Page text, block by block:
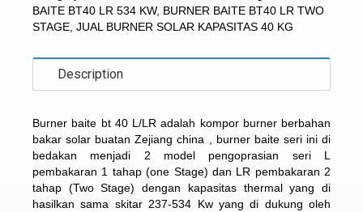
BAITE BT40 LR 534 KW, BURNER BAITE BT40 LR TWO
STAGE JUAL BURNER SOLAR KAPASITAS 40 KG
Description
Burner baite bt 40 L/LR adalah kompor burner berbahan
bakar solar buatan Zejiang china , burner baite seri ini di
bedakan menjadi 2 model pengoprasian seri L
pembakaran 1 tahap (one Stage) dan LR pembakaran 2
tahap (Two Stage) dengan kapasitas thermal yang di
hasilkan sama skitar 237-534 Kw yang di dukung oleh